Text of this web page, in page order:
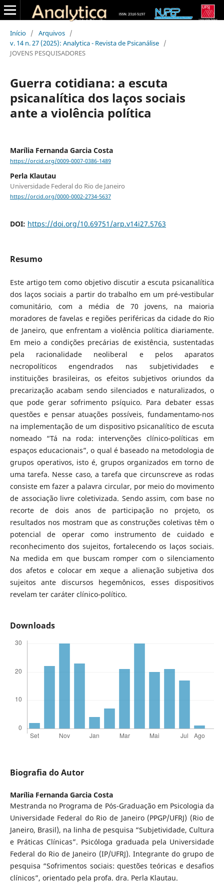
Início / Arquivos /
v. 14 n. 27 (2025): Analytica - Revista de Psicanálise /
JOVENS PESQUISADORES
Guerra cotidiana: a escuta
psicanalítica dos laços sociais
ante a violência política
Marília Fernanda Garcia Costa
https://orcid.org/0009-0007-0386-1489
Perla Klautau
Universidade Federal do Rio de Janeiro
https://orcid.org/0000-0002-2734-5637
DOI: https://doi.org/10.69751/arp.v14i27.5763
Resumo
Este artigo tem como objetivo discutir a escuta psicanalítica
dos laços sociais a partir do trabalho em um pré-vestibular
comunitário, com a média de 70 jovens, na maioria
moradores de favelas e regiões periféricas da cidade do Rio
de Janeiro, que enfrentam a violência política diariamente.
Em meio a condições precárias de existência, sustentadas
pela racionalidade neoliberal e pelos aparatos
necropolíticos engendrados nas subjetividades e
instituições brasileiras, os efeitos subjetivos oriundos da
precarização acabam sendo silenciados e naturalizados, o
que pode gerar sofrimento psíquico. Para debater essas
questões e pensar atuações possíveis, fundamentamo-nos
na implementação de um dispositivo psicanalítico de escuta
nomeado “Tá na roda: intervenções clínico-políticas em
espaços educacionais”, o qual é baseado na metodologia de
grupos operativos, isto é, grupos organizados em torno de
uma tarefa. Nesse caso, a tarefa que circunscreve as rodas
consiste em fazer a palavra circular, por meio do movimento
de associação livre coletivizada. Sendo assim, com base no
recorte de dois anos de participação no projeto, os
resultados nos mostram que as construções coletivas têm o
potencial de operar como instrumento de cuidado e
reconhecimento dos sujeitos, fortalecendo os laços sociais.
Na medida em que buscam romper com o silenciamento
dos afetos e colocar em xeque a alienação subjetiva dos
sujeitos ante discursos hegemônicos, esses dispositivos
revelam ter caráter clínico-político.
Downloads
Biografia do Autor
Marília Fernanda Garcia Costa
Mestranda no Programa de Pós-Graduação em Psicologia da
Universidade Federal do Rio de Janeiro (PPGP/UFRJ) (Rio de
Janeiro, Brasil), na linha de pesquisa “Subjetividade, Cultura
e Práticas Clínicas”. Psicóloga graduada pela Universidade
Federal do Rio de Janeiro (IP/UFRJ). Integrante do grupo de
pesquisa “Sofrimentos sociais: questões teóricas e desafios
clínicos”, orientado pela profa. dra. Perla Klautau.